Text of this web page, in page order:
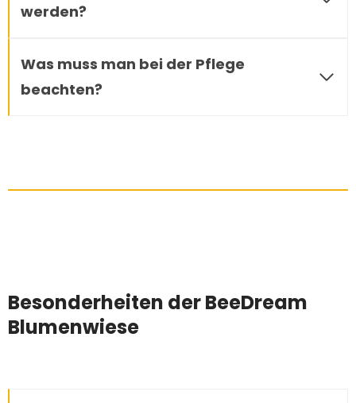
werden?
Was muss man bei der Pflege
beachten?
Besonderheiten der BeeDream
Blumenwiese